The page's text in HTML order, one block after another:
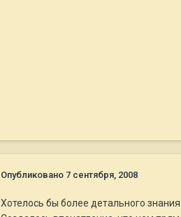
Опубликовано 7 сентября, 2008
Хотелось бы более детального